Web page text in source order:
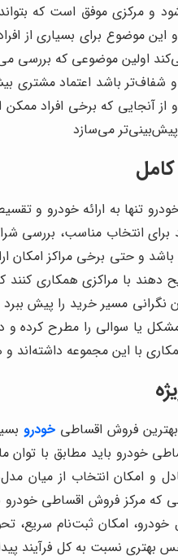
موفق است که بتواند
موضوع برای بسیاری از
اولین موضوعی که بررسی
شفاف‌تر باشد اعتماد
آنجایی که برخی افراد
پیش‌بینی‌تر می‌سازد
تنها به ارائه خودرو و
انتخاب مناسب، بررسی
و حتی برخی مراکز امکان
دهند با مراکزی همکاری
نگرانی مسیر خرید را
و مشکل یا سوالی را مطرح
با این مجموعه
بهترین فروش اقساطیخودرو
خودرو باید مطابق با
و امکان انتخاب از میان
که مرکز فروش اقساطی
خودرو، امکان ثبت‌نام
نسبت به کل فرآیند